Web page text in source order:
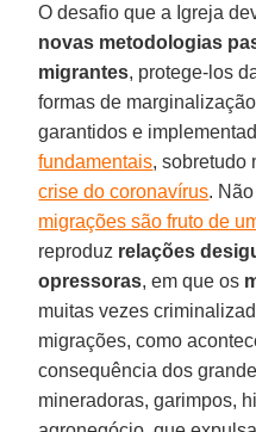
O desafio que a Igreja
novas metodologias
migrantes, protege-los
formas de
garantidos e
fundamentais, sobretudo
crise do coronavírus.
migrações são fruto de
reproduz relações
opressoras, em que os
muitas vezes
migrações, como
consequência dos
mineradoras, garimpos,